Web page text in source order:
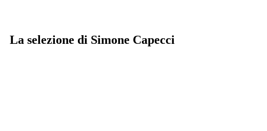
La selezione di Simone Capecci